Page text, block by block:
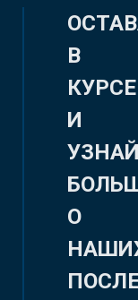
В
КУРСЕ
И
О